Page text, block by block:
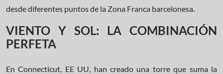
desde diferentes puntos de la Zona Franca barcelonesa.
VIENTO Y SOL: LA COMBINACIÓN
PERFETA
En Connecticut, EE UU, han creado una torre que suma la